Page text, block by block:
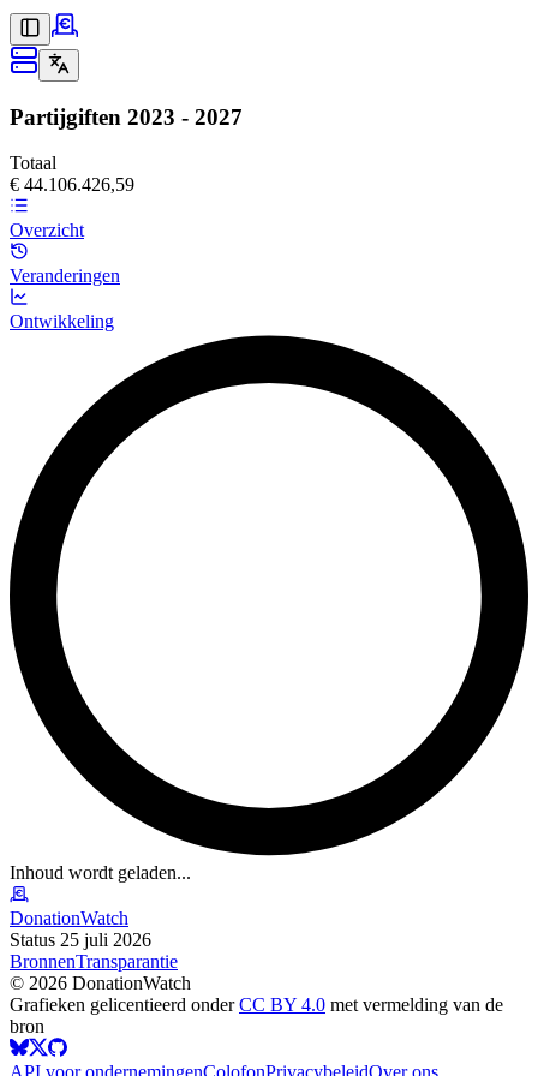
Partijgiften 2023 - 2027
Totaal
€ 44.106.426,59
Overzicht
Veranderingen
Ontwikkeling
Inhoud wordt geladen...
DonationWatch
Status 25 juli 2026
BronnenTransparantie
© 2026 DonationWatch
Grafieken gelicentieerd onderCC BY 4.0 met vermelding van de
bron
API voor ondernemingenColofonPrivacybeleidOver ons